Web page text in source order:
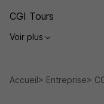
CGI Tours
Voir plus
Accueil Entreprise